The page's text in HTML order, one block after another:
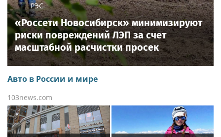
РЭС
«Россети Новосибирск» минимизируют
риски повреждений ЛЭП за счет
масштабной расчистки просек
Авто в России и мире
103news.com